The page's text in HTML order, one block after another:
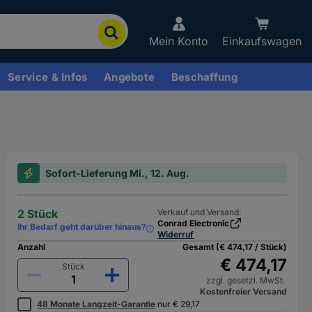
Mein Konto Einkaufswagen
Service & Infos Angebote Beschaffung
Sofort-Lieferung Mi., 12. Aug.
2 Stück
Ihr Bedarf geht darüber hinaus?
Verkauf und Versand:
Conrad Electronic
Widerruf
Anzahl
Stück
Gesamt (€ 474,17 / Stück)
€ 474,17
zzgl. gesetzl. MwSt.
Kostenfreier Versand
48 Monate Langzeit-Garantie nur € 29,17